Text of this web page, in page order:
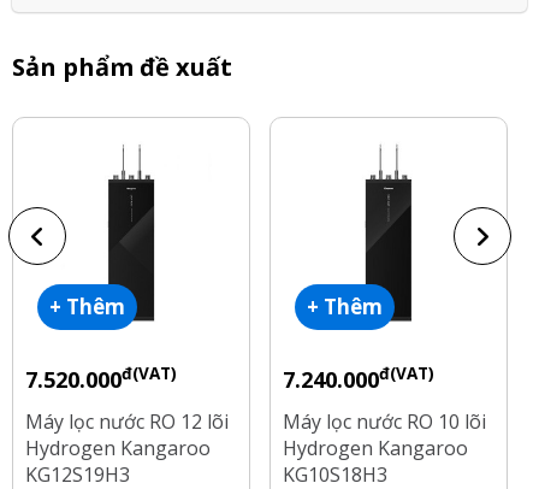
Sản phẩm đề xuất
+ Thêm
7.520.000đ(VAT)
Máy lọc nước RO 12 lõi
Hydrogen Kangaroo
KG12S19H3
+ Thêm
7.240.000đ(VAT)
Máy lọc nước RO 10 lõi
Hydrogen Kangaroo
KG10S18H3